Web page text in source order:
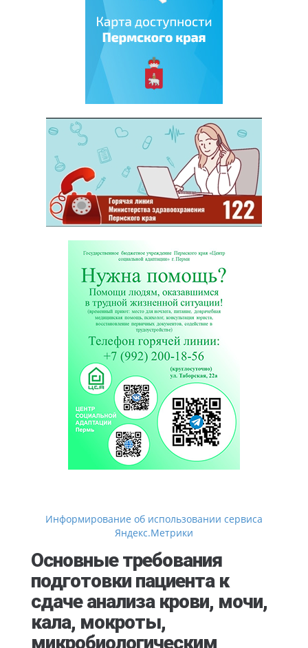
Информирование об использовании сервиса
Яндекс.Метрики
Основные требования
подготовки пациента к
сдаче анализа крови, мочи,
кала, мокроты,
микробиологическим